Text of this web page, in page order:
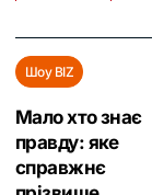
Шоу BIZ
Мало хто знає
правду: яке
справжнє